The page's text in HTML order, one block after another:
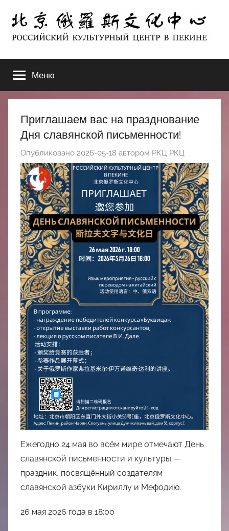
содержимому
北
京
俄
罗
斯
文
化
中
心
ЦЕНТР
В
ПЕКИНЕ
Меню
Приглашаем вас на празднование
Дня славянской письменности!
Опубликовано 2026-05-18 автором РКЦ РКЦ
Ежегодно 24 мая во всём мире отмечают День
славянской письменности и культуры —
праздник, посвящённый создателям
славянской азбуки Кириллу и Мефодию.
26 мая 2026 года в 18:00